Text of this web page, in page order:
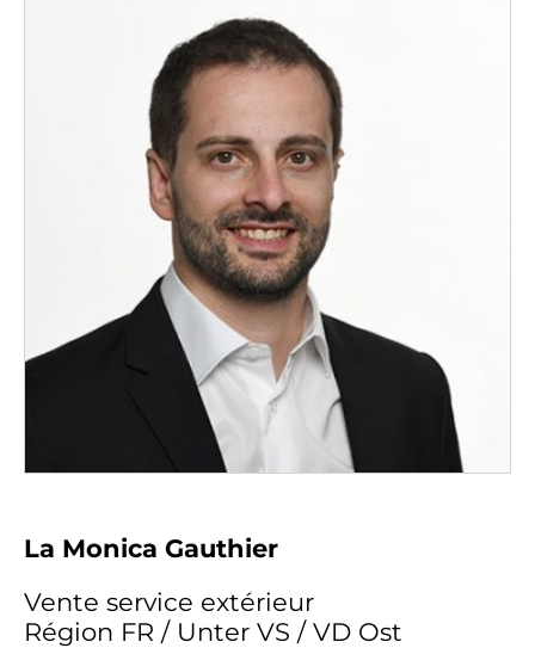
La Monica Gauthier
Vente service extérieur
Région FR / Unter VS / VD Ost